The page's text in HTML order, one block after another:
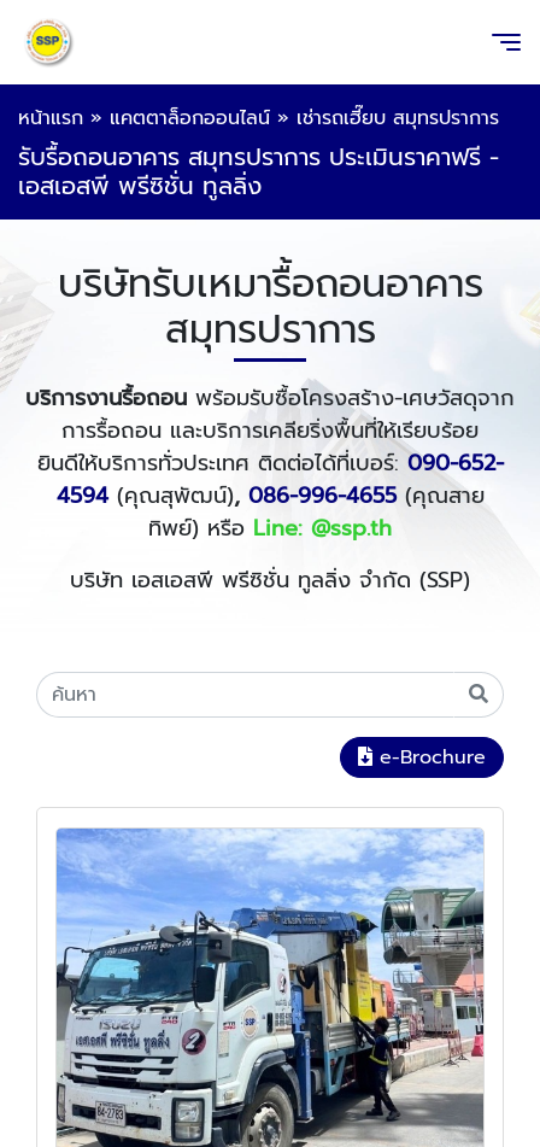
หน้าแรก » แคตตาล็อกออนไลน์ » เช่ารถเฮี๊ยบ สมุทรปราการ
รับรื้อถอนอาคาร สมุทรปราการ ประเมินราคาฟรี -
เอสเอสพี พรีซิชั่น ทูลลิ่ง
บริษัทรับเหมารื้อถอนอาคาร
สมุทรปราการ
บริการงานรื้อถอน พร้อมรับซื้อโครงสร้าง-เศษวัสดุจาก
การรื้อถอน และบริการเคลียริ่งพื้นที่ให้เรียบร้อย
ยินดีให้บริการทั่วประเทศ ติดต่อได้ที่เบอร์: 090-652-
4594(คุณสุพัฒน์), 086-996-4655(คุณสาย
ทิพย์) หรือ Line: @ssp.th
บริษัท เอสเอสพี พรีซิชั่น ทูลลิ่ง จำกัด (SSP)
e-Brochure